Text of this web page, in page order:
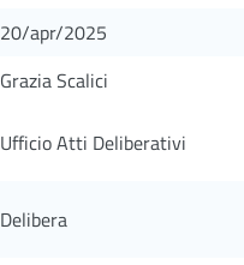
20/apr/2025
Grazia Scalici
Ufficio Atti Deliberativi
Delibera